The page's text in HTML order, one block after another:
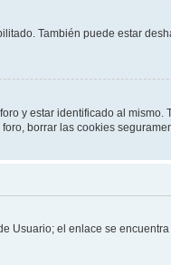
También puede estar
y estar identificado al mismo.
borrar las cookies
Usuario; el enlace se